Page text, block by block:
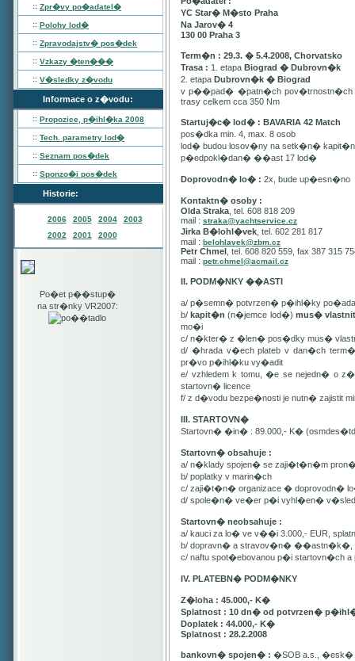
:: Zpr�vy po�adatel�
:: Polohy lod�
:: Zpravodajstv� pos�dek
:: Vzkazy �ten���
:: V�sledky z�vodu
Informace o z�vodu:
:: Propozice, p�ihl�ka 2008
:: Tech. parametry lod�
:: Seznam pos�dek
:: Sponzo�i pos�dek
Historie:
2006 2005 2004
2003
2002
2001 2000
Po�et p��stup�
na str�nky VR2007:
YC Star� M�sto Praha
Na Jarov� 4
130 00 Praha 3
Term�n : 29.3. � 5.4.2008, Chorvatsko
Trasa : 1. etapa Biograd � Dubrovn�k
2. etapa Dubrovn�k � Biograd
v p��pad� �patn�ch pov�trnostn�ch
trasy celkem cca 350 Nm
Startuj�c� lod� : BAVARIA 42 Match
pos�dka min. 4, max. 8 osob
lod� budou losov�ny na setk�n�
p�edpokl�dan� ��ast 17 lod�
Doprovodn� lo� : 2x, bude up�esn�no
Kontaktn� osoby :
Olda Straka , tel. 608 818 209
mail : straka@yachtservice.cz
Jirka B�lohl�vek , tel. 602 281 817
mail : belohlavek@zbm.cz
Petr Chmel , tel. 608 820 559, fax 387 315
mail : petr.chmel@acmail.cz
II. PODM�NKY ��ASTI
a/ p�semn� potvrzen� p�ihl�ky
b/kapit�n(n�jemce lod�) mus�
mo�i
c/ n�kter� z �len� pos�dky mus�
d/ �hrada v�ech plateb v dan�ch
pr�vo p�ihl�ku vy�adit
e/ vzhledem k tomu, �e se nejedn� o
startovn� licence
f/ z d�vodu bezpe�nosti je nutn� zajistit
III. STARTOVN�
Startovn� �in� : 89.000,- K�
Startovn� obsahuje :
a/ n�klady spojen� se zaji�t�n�m
b/ poplatky v marin�ch
c/ zaji�t�n� organizace � doprovodn�
d/ spole�n� ve�er p�i vyhl�en�
Startovn� neobsahuje :
a/ kauci za lo� ve v��i 3.000,- EUR,
b/ dopravn� a stravov�n� ��astn�k�,
c/ naftu spot�ebovanou p�i startovn�ch
IV. PLATEBN� PODM�NKY
Z�loha : 45.000,- K�
Splatnost : 10 dn� od potvrzen�
Doplatek : 44.000,- K�
Splatnost : 28.2.2008
bankovn� spojen� : �SOB a.s., �esk�